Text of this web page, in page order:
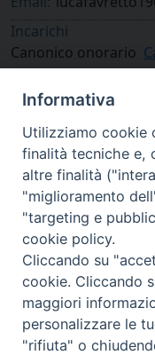
Incarichi
Canonico onorario
Cattedrale di Cuneo
via
Informativa
Utilizziamo cookie
finalità tecniche e,
altre finalità
"miglioramento
"targeting e
cookie policy.
Cliccando su
cookie. Cliccando
maggiori
personalizzare le
"rifiuta" o